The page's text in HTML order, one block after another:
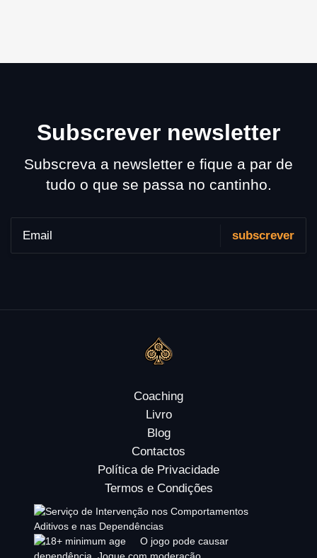
Subscrever newsletter
Subscreva a newsletter e fique a par de
tudo o que se passa no cantinho.
Coaching
Livro
Blog
Contactos
Política de Privacidade
Termos e Condições
O jogo pode causar